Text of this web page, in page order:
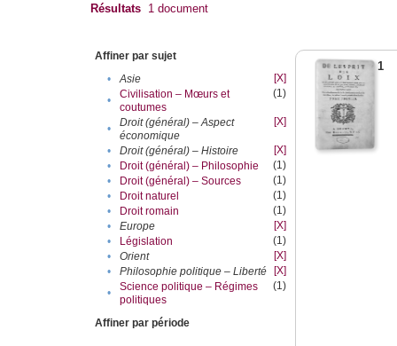
Résultats 1 document
Affiner par sujet
•
Asie
[X]
•
Civilisation – Mœurs et
coutumes
(1)
•
Droit (général) – Aspect
économique
[X]
• Droit (général) – Histoire
[X]
•
Droit (général) – Philosophie
(1)
•
Droit (général) – Sources
(1)
•
Droit naturel
(1)
•
Droit romain
(1)
•
Europe
[X]
•
Législation
(1)
•
Orient
[X]
•
Philosophie politique – Liberté
[X]
•
Science politique – Régimes
politiques
(1)
Affiner par période
1